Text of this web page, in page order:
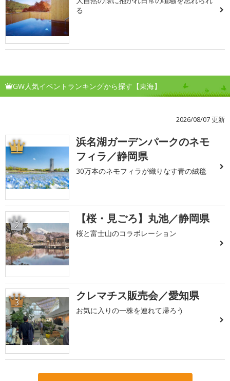
る
GW人気イベントランキングから探す【東海】
2026/08/07 更新
1
浜名湖ガーデンパークのネモ
フィラ／静岡県
30万本のネモフィラが織りなす青の絨毯
2 【桜・見ごろ】丸池／静岡県
桜と富士山のコラボレーション
3 クレマチス販売会／愛知県
お気に入りの一株を連れて帰ろう